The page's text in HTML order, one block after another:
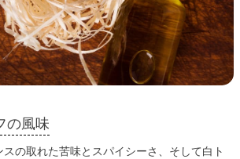
の風味
の取れた苦味とスパイシーさ、そして白ト